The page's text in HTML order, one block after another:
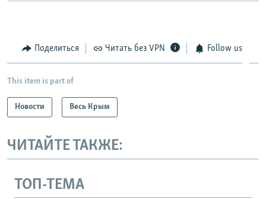
Поделиться Читать без VPN Follow us
This item is part of
Новости Весь Крым
ЧИТАЙТЕ ТАКЖЕ:
ТОП-ТЕМА